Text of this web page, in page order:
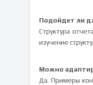
Подойдет ли
Структура
изучение
Можно
Да. Примеры